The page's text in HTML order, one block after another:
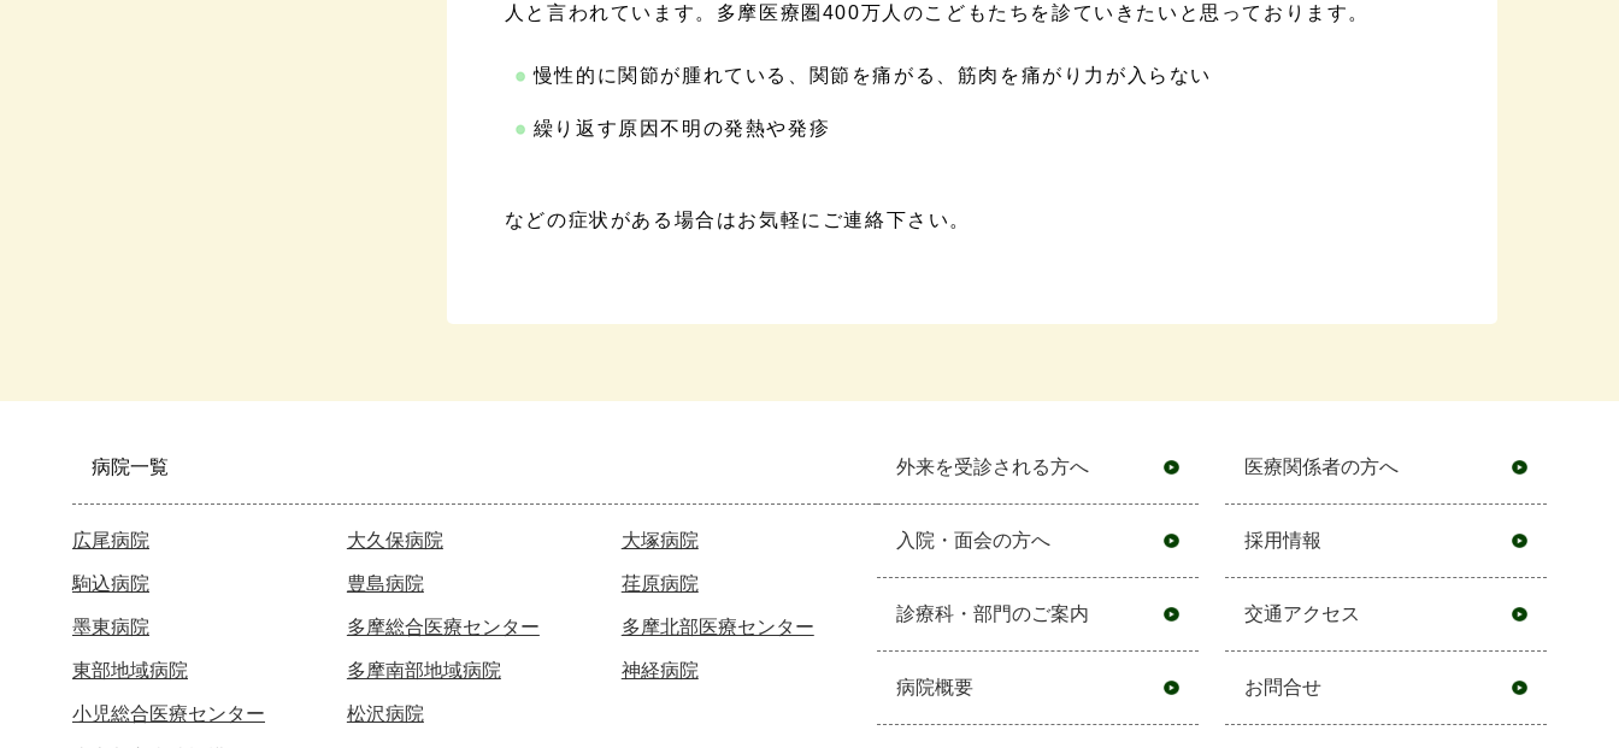
人と言われています。多摩医療圏400万人のこどもたちを診ていきたいと思っております。
慢性的に関節が腫れている、関節を痛がる、筋肉を痛がり力が入らない
繰り返す原因不明の発熱や発疹
などの症状がある場合はお気軽にご連絡下さい。
病院一覧
広尾病院 大久保病院 大塚病院
駒込病院 豊島病院 荏原病院
墨東病院 多摩総合医療センター 多摩北部医療センター
東部地域病院 多摩南部地域病院 神経病院
小児総合医療センター 松沢病院
外来を受診される方へ
入院・面会の方へ
診療科・部門のご案内
病院概要
医療関係者の方へ
採用情報
交通アクセス
お問合せ